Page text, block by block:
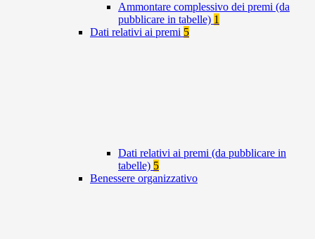
Ammontare complessivo dei premi (da
pubblicare in tabelle) 1
Dati relativi ai premi 5
Dati relativi ai premi (da pubblicare in
tabelle) 5
Benessere organizzativo